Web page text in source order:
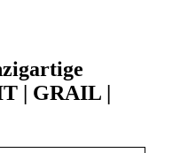
| GRAIL |